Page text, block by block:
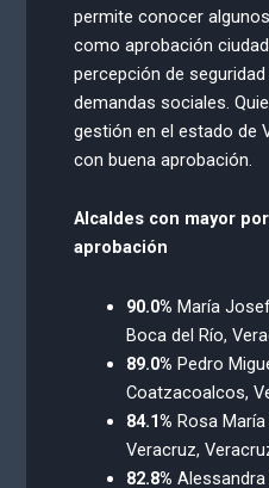
permite conocer
como aprobación
percepción de
demandas sociales.
gestión en el estado de
con buena aprobación.
Alcaldes con mayor
aprobación
90.0% María
Boca del Río,
89.0% Pedro
Coatzacoalcos,
84.1% Rosa
Veracruz,
82.8%